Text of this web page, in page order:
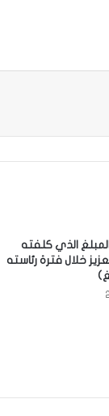
الذي كلفته
خلال فترة رئاسته